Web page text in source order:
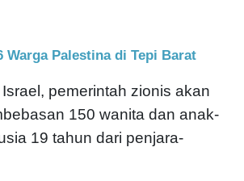
Warga Palestina di Tepi Barat
pemerintah zionis akan
150 wanita dan anak-
19 tahun dari penjara-